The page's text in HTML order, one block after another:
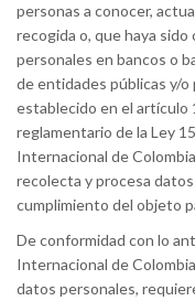
personas a conocer,
recogida o, que haya
personales en bancos o
de entidades públicas y/o
establecido en el artículo
reglamentario de la Ley
Internacional de
recolecta y procesa
cumplimiento del objeto
De conformidad con lo
Internacional de
datos personales,